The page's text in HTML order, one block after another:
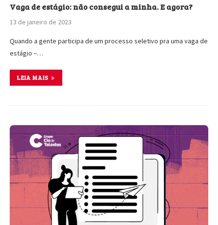
Vaga de estágio: não consegui a minha. E agora?
13 de janeiro de 2023
Quando a gente participa de um processo seletivo pra uma vaga de
estágio –…
LEIA MAIS